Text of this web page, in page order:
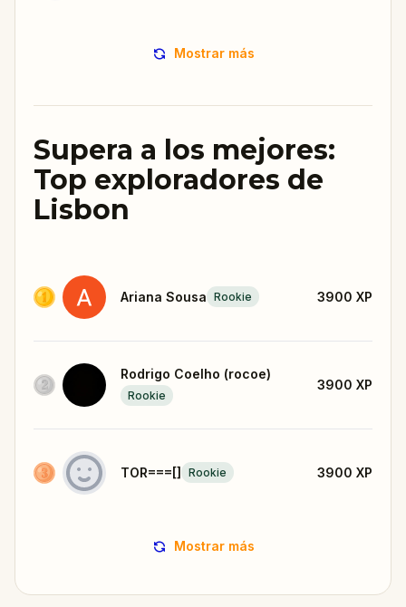
Mostrar más
Supera a los mejores:
Top exploradores de
Lisbon
Ariana Sousa Rookie 3900 XP
Rodrigo Coelho (rocoe)
Rookie
3900 XP
TOR===[] Rookie 3900 XP
Mostrar más